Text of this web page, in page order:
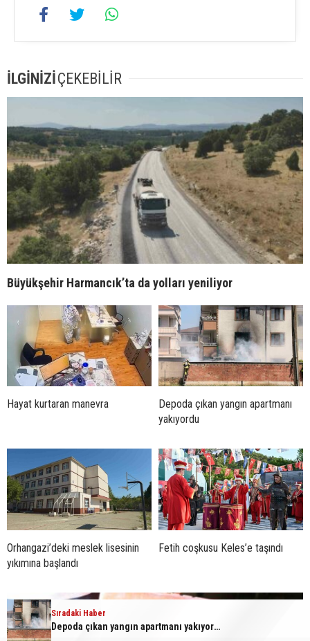
İLGİNİZİÇEKEBİLİR
Büyükşehir Harmancık’ta da yolları yeniliyor
Hayat kurtaran manevra
Depoda çıkan yangın apartmanı
yakıyordu
Orhangazi’deki meslek lisesinin
yıkımına başlandı
Fetih coşkusu Keles’e taşındı
Sıradaki Haber
Depoda çıkan yangın apartmanı yakıyordu